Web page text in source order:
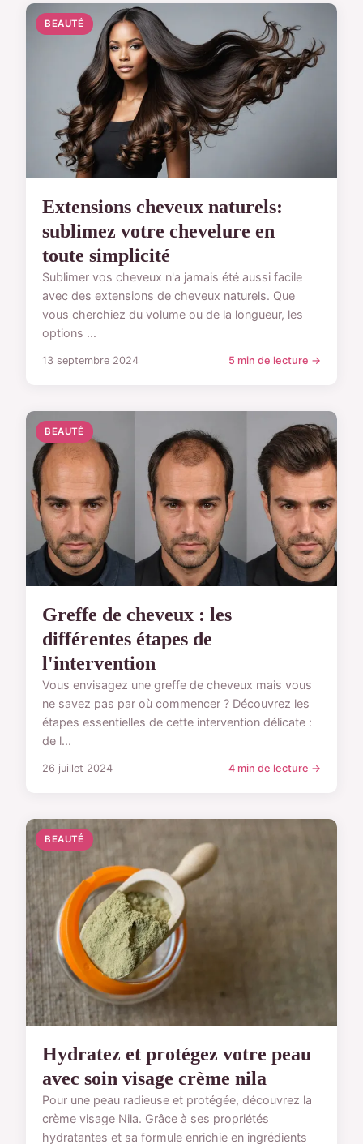
BEAUTÉ
Extensions cheveux naturels:
sublimez votre chevelure en
toute simplicité
Sublimer vos cheveux n'a jamais été aussi facile
avec des extensions de cheveux naturels. Que
vous cherchiez du volume ou de la longueur, les
options ...
13 septembre 2024 5 min de lecture →
BEAUTÉ
Greffe de cheveux : les
différentes étapes de
l'intervention
Vous envisagez une greffe de cheveux mais vous
ne savez pas par où commencer ? Découvrez les
étapes essentielles de cette intervention délicate :
de l...
26 juillet 2024 4 min de lecture →
BEAUTÉ
Hydratez et protégez votre peau
avec soin visage crème nila
Pour une peau radieuse et protégée, découvrez la
crème visage Nila. Grâce à ses propriétés
hydratantes et sa formule enrichie en ingrédients